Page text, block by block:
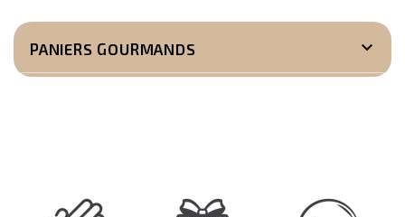
PANIERS GOURMANDS 